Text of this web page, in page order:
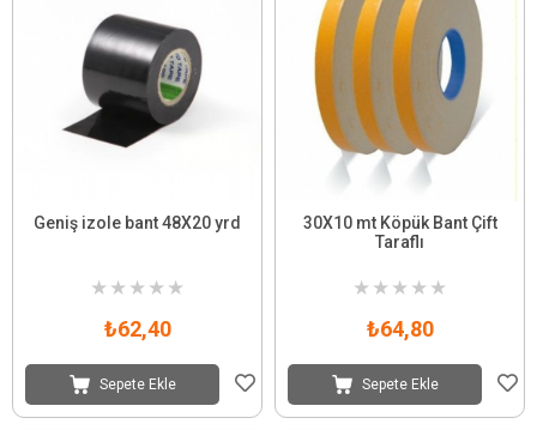
Geniş izole bant 48X20 yrd
★ ★ ★ ★ ★
₺62,40
Sepete Ekle
30X10 mt Köpük Bant Çift
Taraflı
★ ★ ★ ★ ★
₺64,80
Sepete Ekle